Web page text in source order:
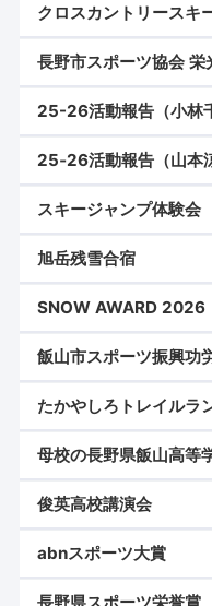
クロスカントリースキ
長野市スポーツ協会 栄
25-26活動報告（小林
25‐26活動報告（山本
スキージャンプ体験会
旭岳残雪合宿
SNOW AWARD 2026
飯山市スポーツ振興功
たかやしろトレイルラ
母校の長野県飯山高等
俊英高校講演会
abnスポーツ大賞